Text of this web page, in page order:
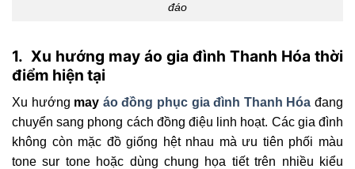
đáo
1. Xu hướng may áo gia đình Thanh Hóa thời
điểm hiện tại
Xu hướng may áo đồng phục gia đình Thanh Hóa đang
chuyển sang phong cách đồng điệu linh hoạt. Các gia đình
không còn mặc đồ giống hệt nhau mà ưu tiên phối màu
tone sur tone hoặc dùng chung họa tiết trên nhiều kiểu